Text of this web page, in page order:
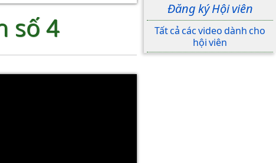
số 4
Đăng ký Hội viên
Tất cả các video dành cho
hội viên